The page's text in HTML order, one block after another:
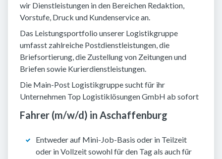
wir Dienstleistungen in den Bereichen Redaktion,
Vorstufe, Druck und Kundenservice an.
Das Leistungsportfolio unserer Logistikgruppe
umfasst zahlreiche Postdienstleistungen, die
Briefsortierung, die Zustellung von Zeitungen und
Briefen sowie Kurierdienstleistungen.
Die Main-Post Logistikgruppe sucht für ihr
Unternehmen Top Logistiklösungen GmbH ab sofort
Fahrer (m/w/d) in Aschaffenburg
Entweder auf Mini-Job-Basis oder in Teilzeit
oder in Vollzeit sowohl für den Tag als auch für